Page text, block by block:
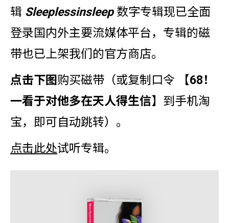
辑 Sleeplessinsleep 数字专辑现已全面
登录国内外主要流媒体平台，专辑的磁
带也已上架我们的官方商店。
点击下图购买磁带（或复制口令 【68！
一看于对他多在天人得生信】到手机淘
宝，即可自动跳转）。
点击此处试听专辑。